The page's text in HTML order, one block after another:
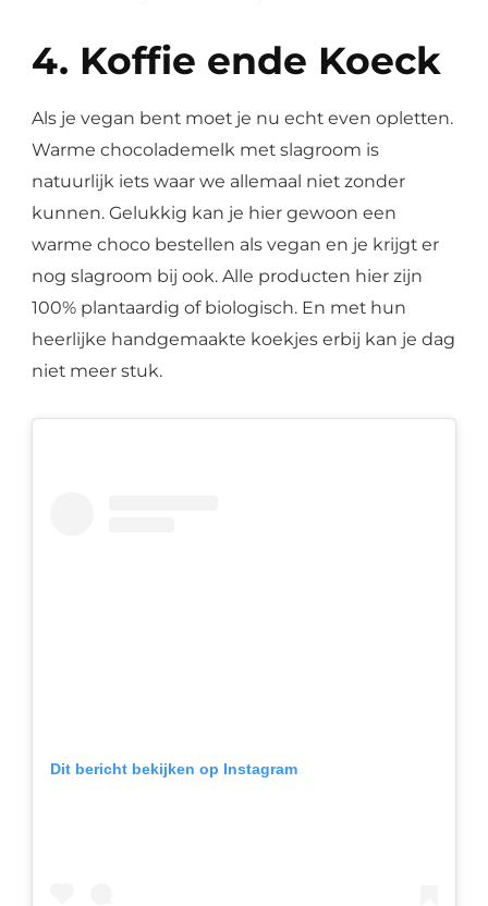
4. Koffie ende Koeck
Als je vegan bent moet je nu echt even opletten.
Warme chocolademelk met slagroom is
natuurlijk iets waar we allemaal niet zonder
kunnen. Gelukkig kan je hier gewoon een
warme choco bestellen als vegan en je krijgt er
nog slagroom bij ook. Alle producten hier zijn
100% plantaardig of biologisch. En met hun
heerlijke handgemaakte koekjes erbij kan je dag
niet meer stuk.
Dit bericht bekijken op Instagram